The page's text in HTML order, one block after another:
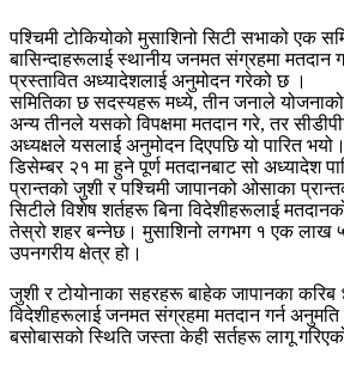
पश्चिमी टोकियोको मुसाशिनो सिटी सभाको एक
बासिन्दाहरूलाई स्थानीय जनमत संग्रहमा मतदान
प्रस्तावित अध्यादेशलाई अनुमोदन गरेको छ ।
समितिका छ सदस्यहरू मध्ये, तीन जनाले योजनाको
अन्य तीनले यसको विपक्षमा मतदान गरे, तर
अध्यक्षले यसलाई अनुमोदन दिएपछि यो पारित भयो।
डिसेम्बर २१ मा हुने पूर्ण मतदानबाट सो अध्यादेश
प्रान्तको जुशी र पश्चिमी जापानको ओसाका
सिटीले विशेष शर्तहरू बिना विदेशीहरूलाई
तेस्रो शहर बन्नेछ। मुसाशिनो लगभग १ एक लाख
उपनगरीय क्षेत्र हो।
जुशी र टोयोनाका सहरहरू बाहेक जापानका
विदेशीहरूलाई जनमत संग्रहमा मतदान गर्न अनुमति
बसोबासको स्थिति जस्ता केही सर्तहरू लागू